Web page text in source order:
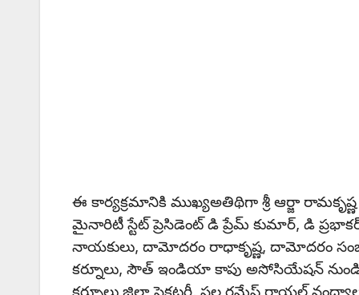
ఈ కార్యక్రమానికి ముఖ్యఅతిథిగా శ్రీ ఆర్జా రామకృష్ణ
మైనారిటీ స్టేట్ ప్రెసిడెంట్ డి ప్రేమ్ కుమార్, డి
నాయకులు, దామోదరం రాధాకృష్ణ, దామోదరం
కర్నూలు, సౌత్ ఇండియా కాపు అసోసియేషన్ నుండి